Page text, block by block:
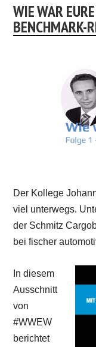
WIE WAR
BENCHMARK-
Der Kollege
viel unterwegs.
der Schmitz
bei fischer
In diesem
Ausschnitt
von
#WWEW
berichtet